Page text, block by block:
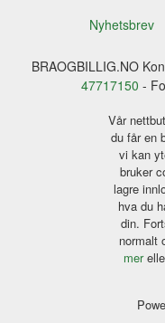
Nyhetsbrev
BRAOGBILLIG.NO
47717150 -
Vår
du får en
vi kan
bruker
lagre
hva du
din.
normalt
mer